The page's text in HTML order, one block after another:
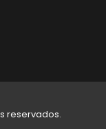
reservados.